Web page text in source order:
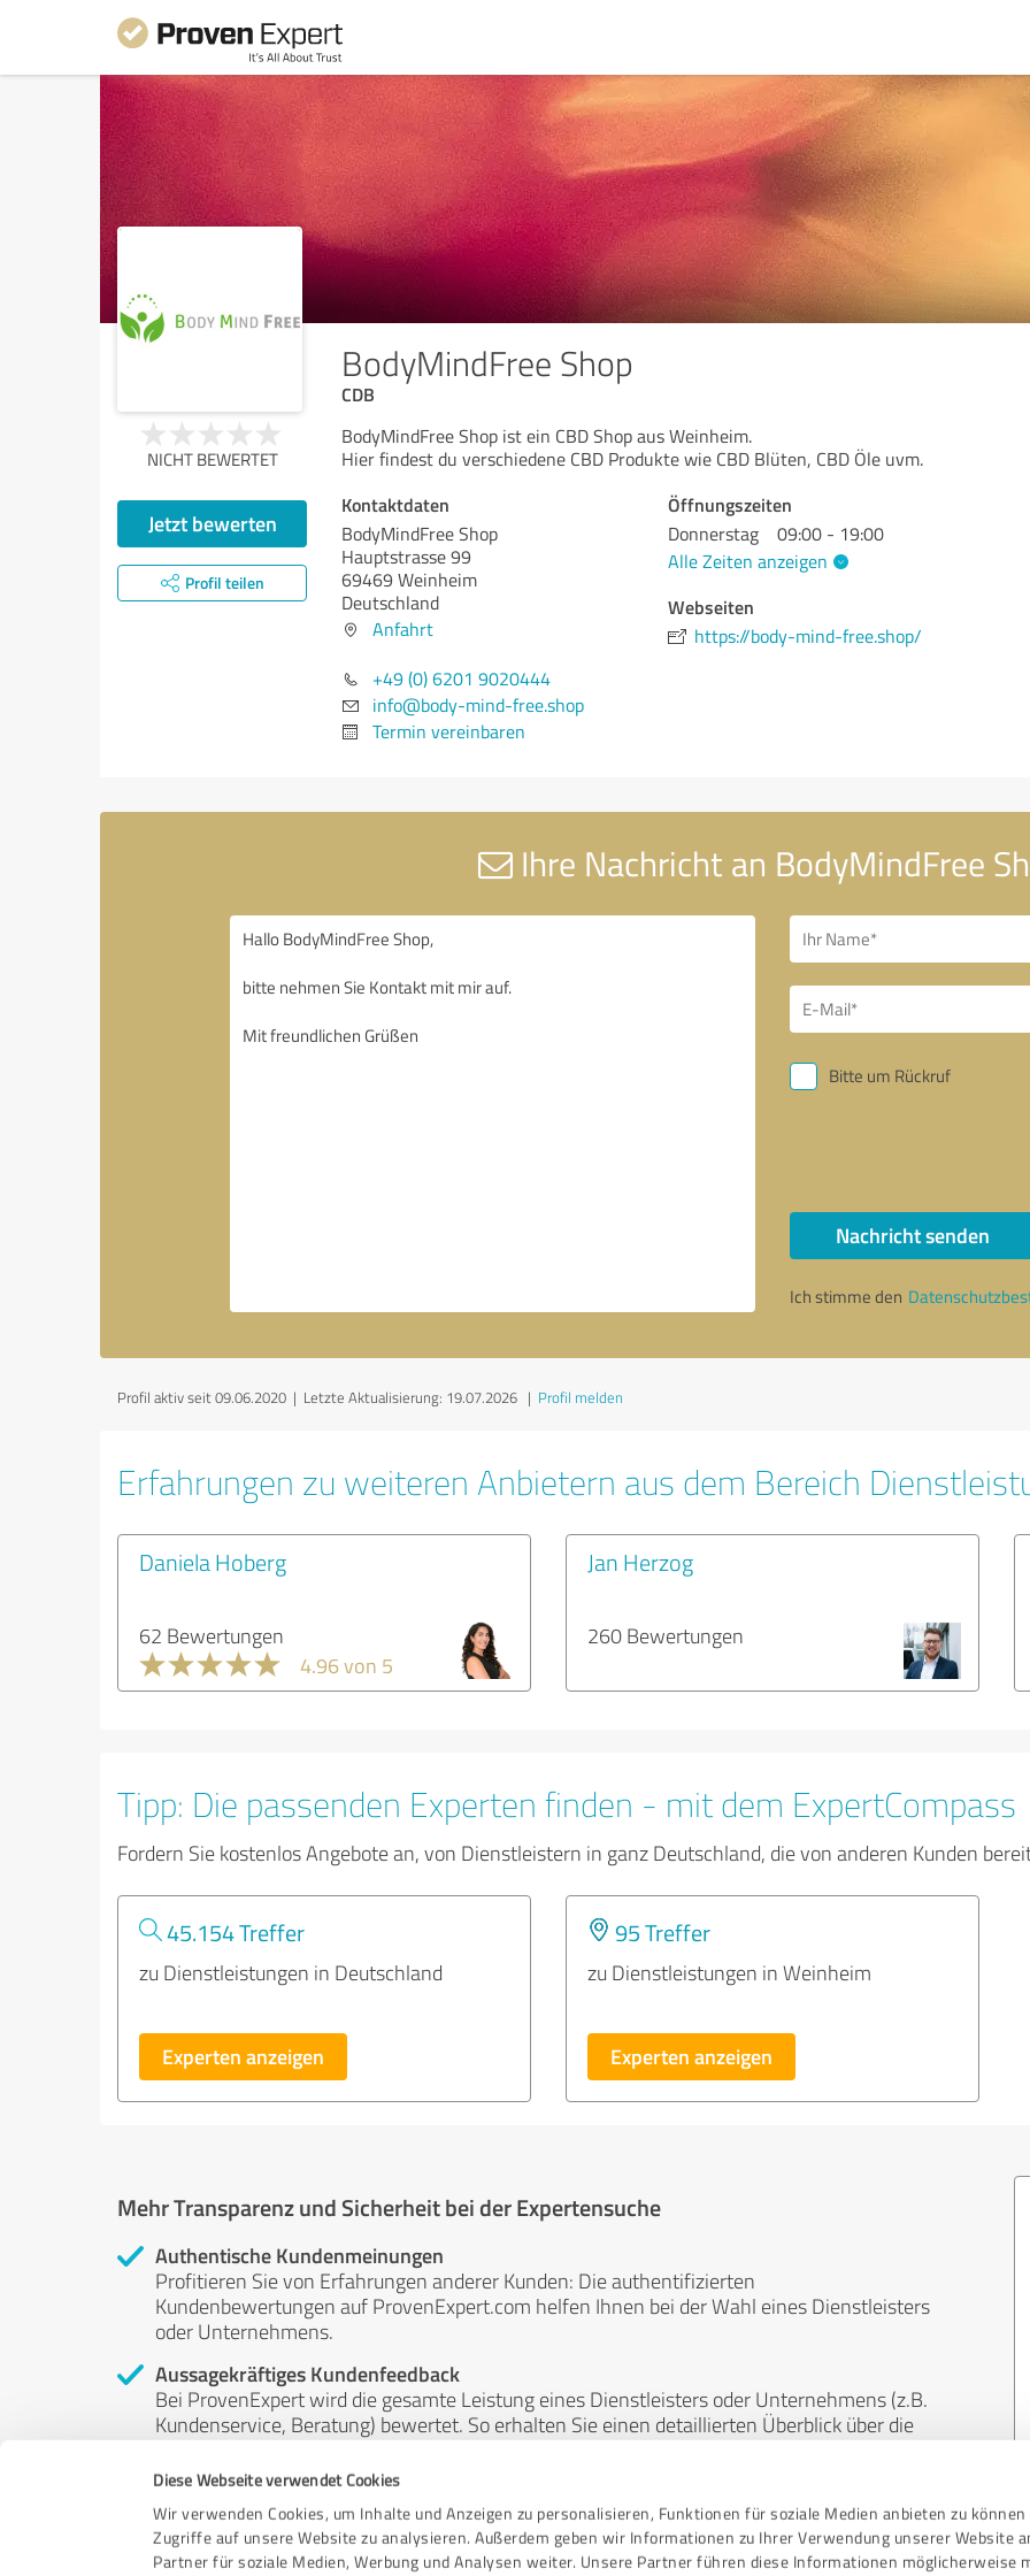
Diese Webseite verwendet Cookies
Wir verwenden Cookies, um Inhalte und Anzeigen zu personalisieren, Funktionen für soziale Medien anbieten zu können
Zugriffe auf unsere Website zu analysieren. Außerdem geben wir Informationen zu Ihrer Verwendung unserer Website
Partner für soziale Medien, Werbung und Analysen weiter. Unsere Partner führen diese Informationen möglicherweise
BodyMindFree Shop
CDB
NICHT BEWERTET
Jetzt bewerten
Profil teilen
BodyMindFree Shop ist ein CBD Shop aus Weinheim.
Hier findest du verschiedene CBD Produkte wie CBD Blüten, CBD Öle uvm.
Kontaktdaten
BodyMindFree Shop
Hauptstrasse 99
69469 Weinheim
Deutschland
Anfahrt
+49 (0) 6201 9020444
info@body-mind-free.shop
Termin vereinbaren
Öffnungszeiten
Donnerstag
09:00 - 19:00
Alle Zeiten anzeigen
Webseiten
https://body-mind-free.shop/
Ihre Nachricht an BodyMindFree
Bitte um Rückruf
Nachricht senden
Ich stimme den
Profil aktiv seit 09.06.2020 | Letzte Aktualisierung: 19.07.2026 | Profil melden
Erfahrungen zu weiteren Anbietern aus dem Bereich
Daniela Hoberg
62 Bewertungen
4.96 von 5
Jan Herzog
260 Bewertungen
Tipp: Die passenden Experten finden - mit dem ExpertCompass
Fordern Sie kostenlos Angebote an, von Dienstleistern in ganz Deutschland, die von anderen Kunden
45.154 Treffer
zu Dienstleistungen in Deutschland
Experten anzeigen
95 Treffer
zu Dienstleistungen in Weinheim
Experten anzeigen
Mehr Transparenz und Sicherheit bei der Expertensuche
Authentische Kundenmeinungen
Profitieren Sie von Erfahrungen anderer Kunden: Die authentifizierten
Kundenbewertungen auf ProvenExpert.com helfen Ihnen bei der Wahl eines Dienstleisters
oder Unternehmens.
Aussagekräftiges Kundenfeedback
Bei ProvenExpert wird die gesamte Leistung eines Dienstleisters oder Unternehmens (z.B.
Kundenservice, Beratung) bewertet. So erhalten Sie einen detaillierten Überblick über die
Unabhängige Bewertungen
ProvenExpert ist grundsätzlich kostenlos, unabhängig und neutral. Bewertungen von
Kunden erfolgen freiwillig, können nicht gekauft werden und sind weder finanziell noch
anderweitig beeinflussbar.